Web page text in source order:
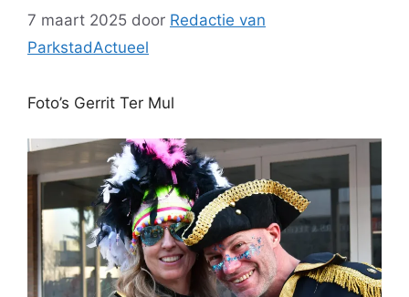
7 maart 2025 door Redactie van
ParkstadActueel
Foto’s Gerrit Ter Mul